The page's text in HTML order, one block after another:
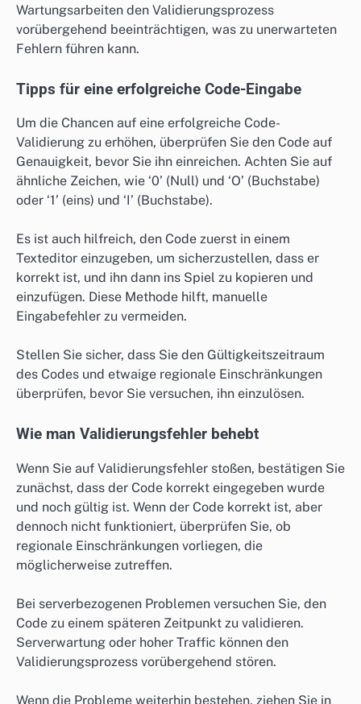
Wartungsarbeiten den Validierungsprozess
vorübergehend beeinträchtigen, was zu unerwarteten
Fehlern führen kann.
Tipps für eine erfolgreiche Code-Eingabe
Um die Chancen auf eine erfolgreiche Code-
Validierung zu erhöhen, überprüfen Sie den Code auf
Genauigkeit, bevor Sie ihn einreichen. Achten Sie auf
ähnliche Zeichen, wie ‘0’ (Null) und ‘O’ (Buchstabe)
oder ‘1’ (eins) und ‘I’ (Buchstabe).
Es ist auch hilfreich, den Code zuerst in einem
Texteditor einzugeben, um sicherzustellen, dass er
korrekt ist, und ihn dann ins Spiel zu kopieren und
einzufügen. Diese Methode hilft, manuelle
Eingabefehler zu vermeiden.
Stellen Sie sicher, dass Sie den Gültigkeitszeitraum
des Codes und etwaige regionale Einschränkungen
überprüfen, bevor Sie versuchen, ihn einzulösen.
Wie man Validierungsfehler behebt
Wenn Sie auf Validierungsfehler stoßen, bestätigen Sie
zunächst, dass der Code korrekt eingegeben wurde
und noch gültig ist. Wenn der Code korrekt ist, aber
dennoch nicht funktioniert, überprüfen Sie, ob
regionale Einschränkungen vorliegen, die
möglicherweise zutreffen.
Bei serverbezogenen Problemen versuchen Sie, den
Code zu einem späteren Zeitpunkt zu validieren.
Serverwartung oder hoher Traffic können den
Validierungsprozess vorübergehend stören.
Wenn die Probleme weiterhin bestehen, ziehen Sie in